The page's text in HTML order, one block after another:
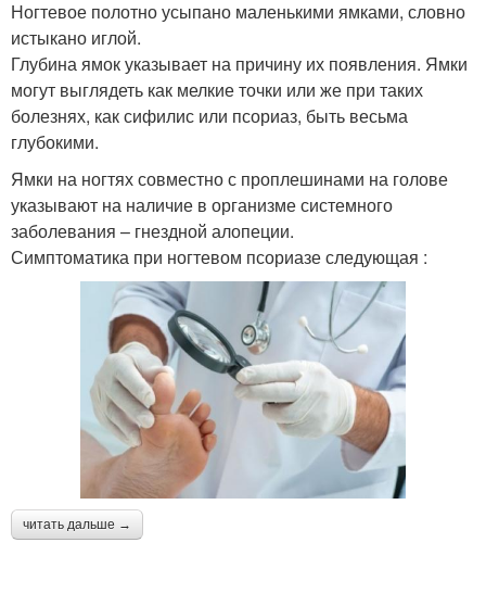
Ногтевое полотно усыпано маленькими ямками, словно
истыкано иглой.
Глубина ямок указывает на причину их появления. Ямки
могут выглядеть как мелкие точки или же при таких
болезнях, как сифилис или псориаз, быть весьма
глубокими.
Ямки на ногтях совместно с проплешинами на голове
указывают на наличие в организме системного
заболевания – гнездной алопеции.
Симптоматика при ногтевом псориазе следующая :
читать дальше →